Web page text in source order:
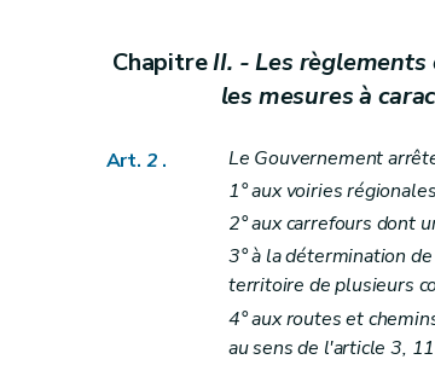
Art.16
XIII. - Les dispositions
Art.
ChapitreII. - Les
les mesures à
Art. 2 .
Le Gouvernement
1° aux voiries
2° aux carrefours dont
3° à la détermination
territoire de plusieurs
4° aux routes et
au sens de l'article 3,